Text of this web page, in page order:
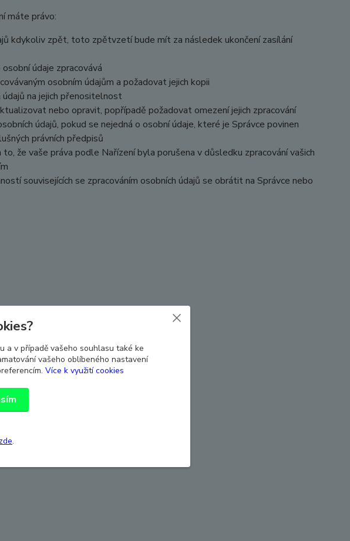
máte právo:
kdykoliv zpět, toto zpětvzetí bude mít za následek ukončení zasílání
údaje zpracovává
osobním údajům a požadovat jejich kopii
na jejich přenositelnost
nebo opravit, popřípadě požadovat omezení jejich zpracování
údajů, pokud se nejedná o osobní údaje, které je Správce povinen
právních předpisů
to, že vaše práva podle Nařízení byla porušena v důsledku zpracování vašich
souvisejících se zpracováním osobních údajů se obrátit na Správce nebo
a v případě vašeho souhlasu také ke
vašeho oblíbeného nastavení
Více k využití cookies
zde.